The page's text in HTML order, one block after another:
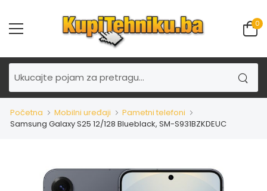
0
Početna Mobilni uređaji
Pametni telefoni
Samsung Galaxy S25 12/128 Blueblack, SM-S931BZKDEUC